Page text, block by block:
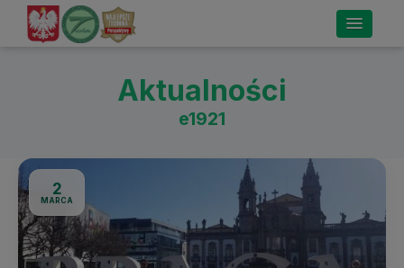
Aktualności
e1921
2
MARCA